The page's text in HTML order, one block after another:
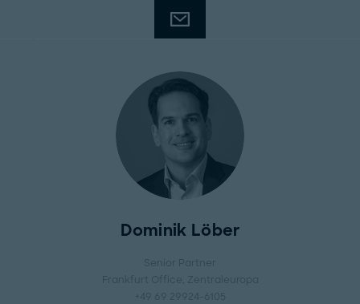
Dominik Löber
Senior Partner
Frankfurt Office
, Zentraleuropa
+49 69 29924-6105